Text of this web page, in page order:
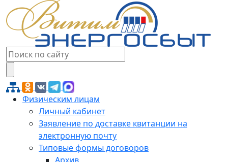
Физическим лицам
Личный кабинет
Заявление по доставке квитанции на
электронную почту
Типовые формы договоров